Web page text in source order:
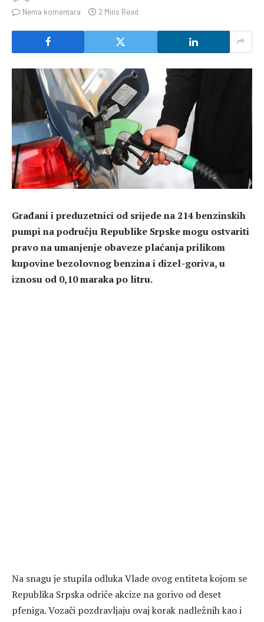
Nema komentara
2 Mins Read
Građani i preduzetnici od srijede na 214 benzinskih
pumpi na području Republike Srpske mogu ostvariti
pravo na umanjenje obaveze plaćanja prilikom
kupovine bezolovnog benzina i dizel-goriva, u
iznosu od 0,10 maraka po litru.
Na snagu je stupila odluka Vlade ovog entiteta kojom se
Republika Srpska odriče akcize na gorivo od deset
pfeniga. Vozači pozdravljaju ovaj korak nadležnih kao i